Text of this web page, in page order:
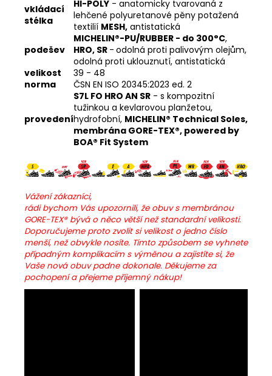
vkládací
stélka
HI-POLY - anatomicky tvarovaná z
lehčené polyuretanové pěny potažená
textilií MESH, antistatická
podešev
MICHELIN®-PU/RUBBER - do 300°C,
HRO, SR - odolná proti palivovým olejům,
odolná proti uklouznutí, antistatická
velikost
39 - 48
norma
ČSN EN ISO 20345:2023 ed. 2
provedení
S7L FO HRO AN SR - s kompozitní
tužinkou a kevlarovou planžetou,
hydrofobní, MICHELIN® Technical Soles,
membrána GORE-TEX®, powered by
BOA® Fit System
Vážení zákazníci,
rádi bychom Vás upozornili, že obuv s membránou
GORE-TEX® bývá o něco větší než standardní velikosti.
Doporučujeme proto zvolit si velikost o jedno číslo
menší, než obvykle nosíte. Tímto způsobem se vyhnete
případným komplikacím s výměnou a zajistíte si, že
Vaše nová obuv padne dokonale. Děkujeme za
pochopení a přejeme příjemný nákup!